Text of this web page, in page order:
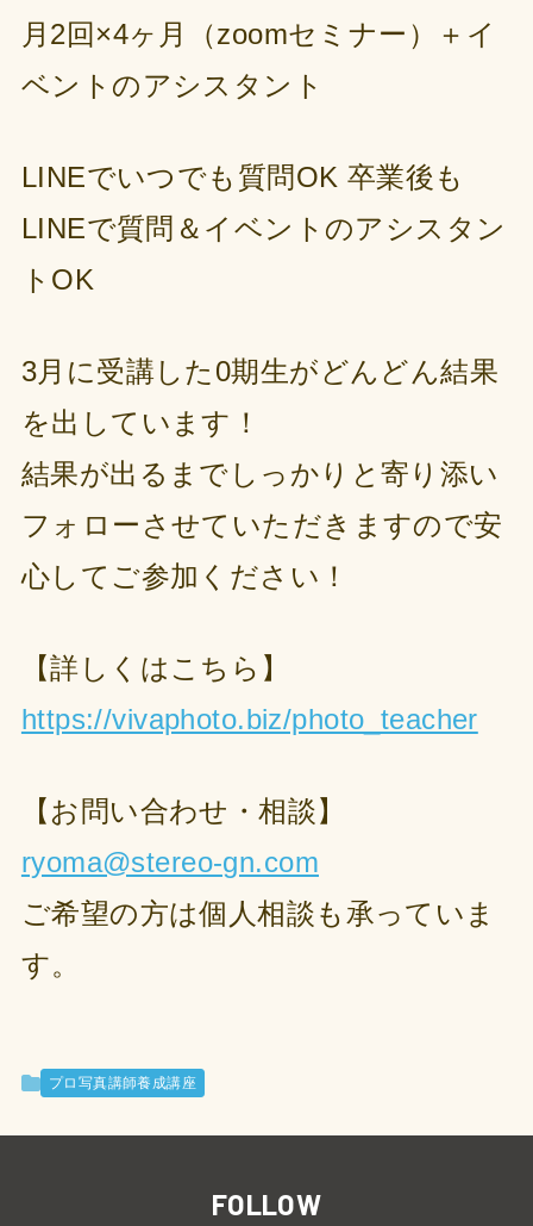
⽉2回×4ヶ⽉（zoomセミナー）＋イ
ベントのアシスタント
LINEでいつでも質問OK 卒業後も
LINEで質問＆イベントのアシスタン
トOK
3月に受講した0期生がどんどん結果
を出しています！
結果が出るまでしっかりと寄り添い
フォローさせていただきますので安
心してご参加ください！
【詳しくはこちら】
https://vivaphoto.biz/photo_teacher
【お問い合わせ・相談】
ryoma@stereo-gn.com
ご希望の方は個人相談も承っていま
す。
プロ写真講師養成講座
FOLLOW